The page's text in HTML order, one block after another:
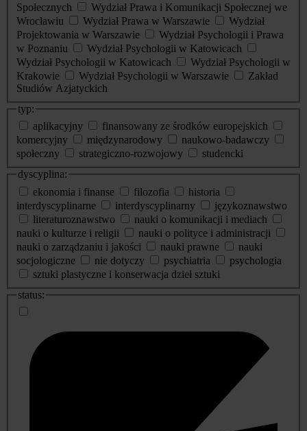
Społecznych
Wydział Prawa i Komunikacji Społecznej we
Wrocławiu
Wydział Prawa w Warszawie
Wydział
Projektowania w Warszawie
Wydział Psychologii i Prawa
w Poznaniu
Wydział Psychologii w Katowicach
Wydział Psychologii w Katowicach
Wydział Psychologii w
Krakowie
Wydział Psychologii w Warszawie
Zakład
Studiów Azjatyckich
typ:
aplikacyjny
finansowany ze środków europejskich
komercyjny
międzynarodowy
naukowo-badawczy
społeczny
strategiczno-rozwojowy
studencki
dyscyplina:
ekonomia i finanse
filozofia
historia
interdyscyplinarne
interdyscyplinarny
językoznawstwo
literaturoznawstwo
nauki o komunikacji i mediach
nauki o kulturze i religii
nauki o polityce i administracji
nauki o zarządzaniu i jakości
nauki prawne
nauki
socjologiczne
nie dotyczy psychiatria
psychologia
sztuki plastyczne i konserwacja dzieł sztuki
status: